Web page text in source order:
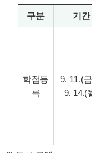
구분 기간
학점등
록
9. 11.(
9. 14.(